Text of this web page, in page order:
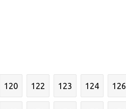
120 122 123 124 126